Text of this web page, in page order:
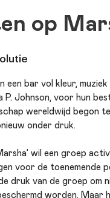
op
een bar vol kleur,
P. Johnson, voor hun
wereldwijd begon
onder druk.
wil een groep
voor de toenemende
druk van de groep om
worden. Maar